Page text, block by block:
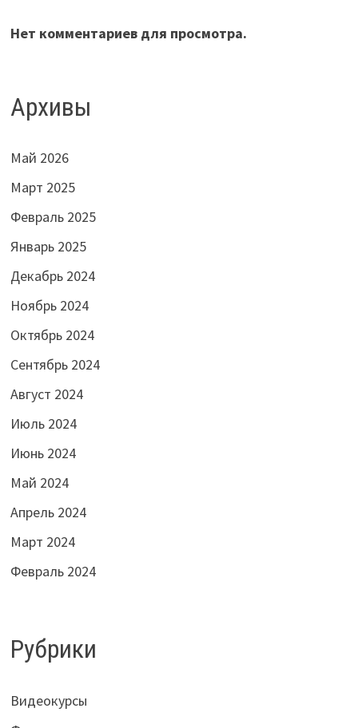
Нет комментариев для просмотра.
Архивы
Май 2026
Март 2025
Февраль 2025
Январь 2025
Декабрь 2024
Ноябрь 2024
Октябрь 2024
Сентябрь 2024
Август 2024
Июль 2024
Июнь 2024
Май 2024
Апрель 2024
Март 2024
Февраль 2024
Рубрики
Видеокурсы